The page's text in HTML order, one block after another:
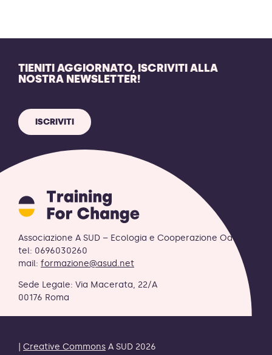
TIENITI AGGIORNATO, ISCRIVITI ALLA
NOSTRA NEWSLETTER!
ISCRIVITI
Training
for
Change
logo
-
retornar
página
inicial
Associazione A SUD – Ecologia e Cooperazione OdV
tel: 0696030260
mail: formazione@asud.net
Sede Legale: Via Macerata, 22/A
00176 Roma
Creative Commons A SUD 2026